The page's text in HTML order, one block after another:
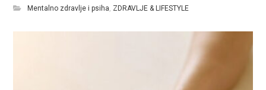
Mentalno zdravlje i psiha ZDRAVLJE & LIFESTYLE